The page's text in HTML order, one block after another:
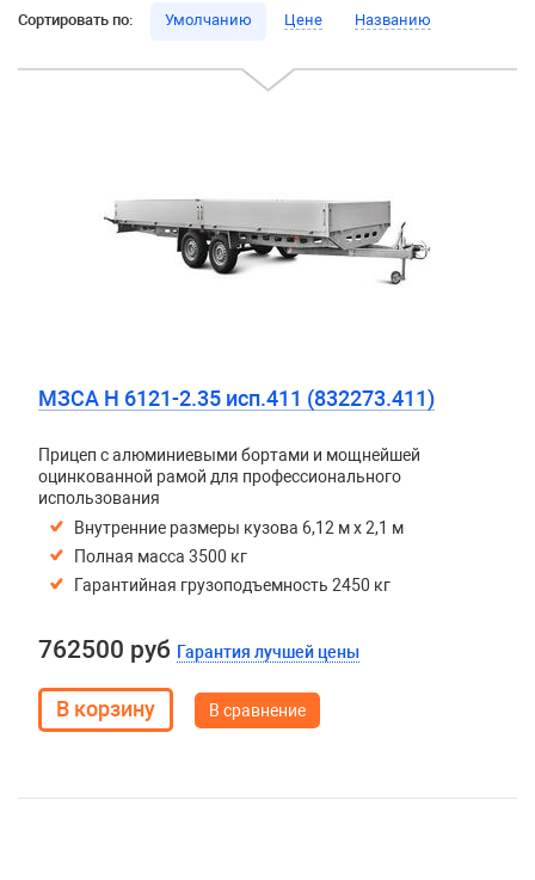
Сортировать по: Умолчанию Цене Названию
МЗСА H 6121-2.35 исп.411 (832273.411)
Прицеп с алюминиевыми бортами и мощнейшей
оцинкованной рамой для профессионального
использования
Внутренние размеры кузова 6,12 м х 2,1 м
Полная масса 3500 кг
Гарантийная грузоподъемность 2450 кг
762500 руб Гарантия лучшей цены
В сравнение